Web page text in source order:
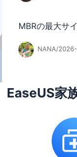
MBRの最大サ
NANA/
EaseUS家